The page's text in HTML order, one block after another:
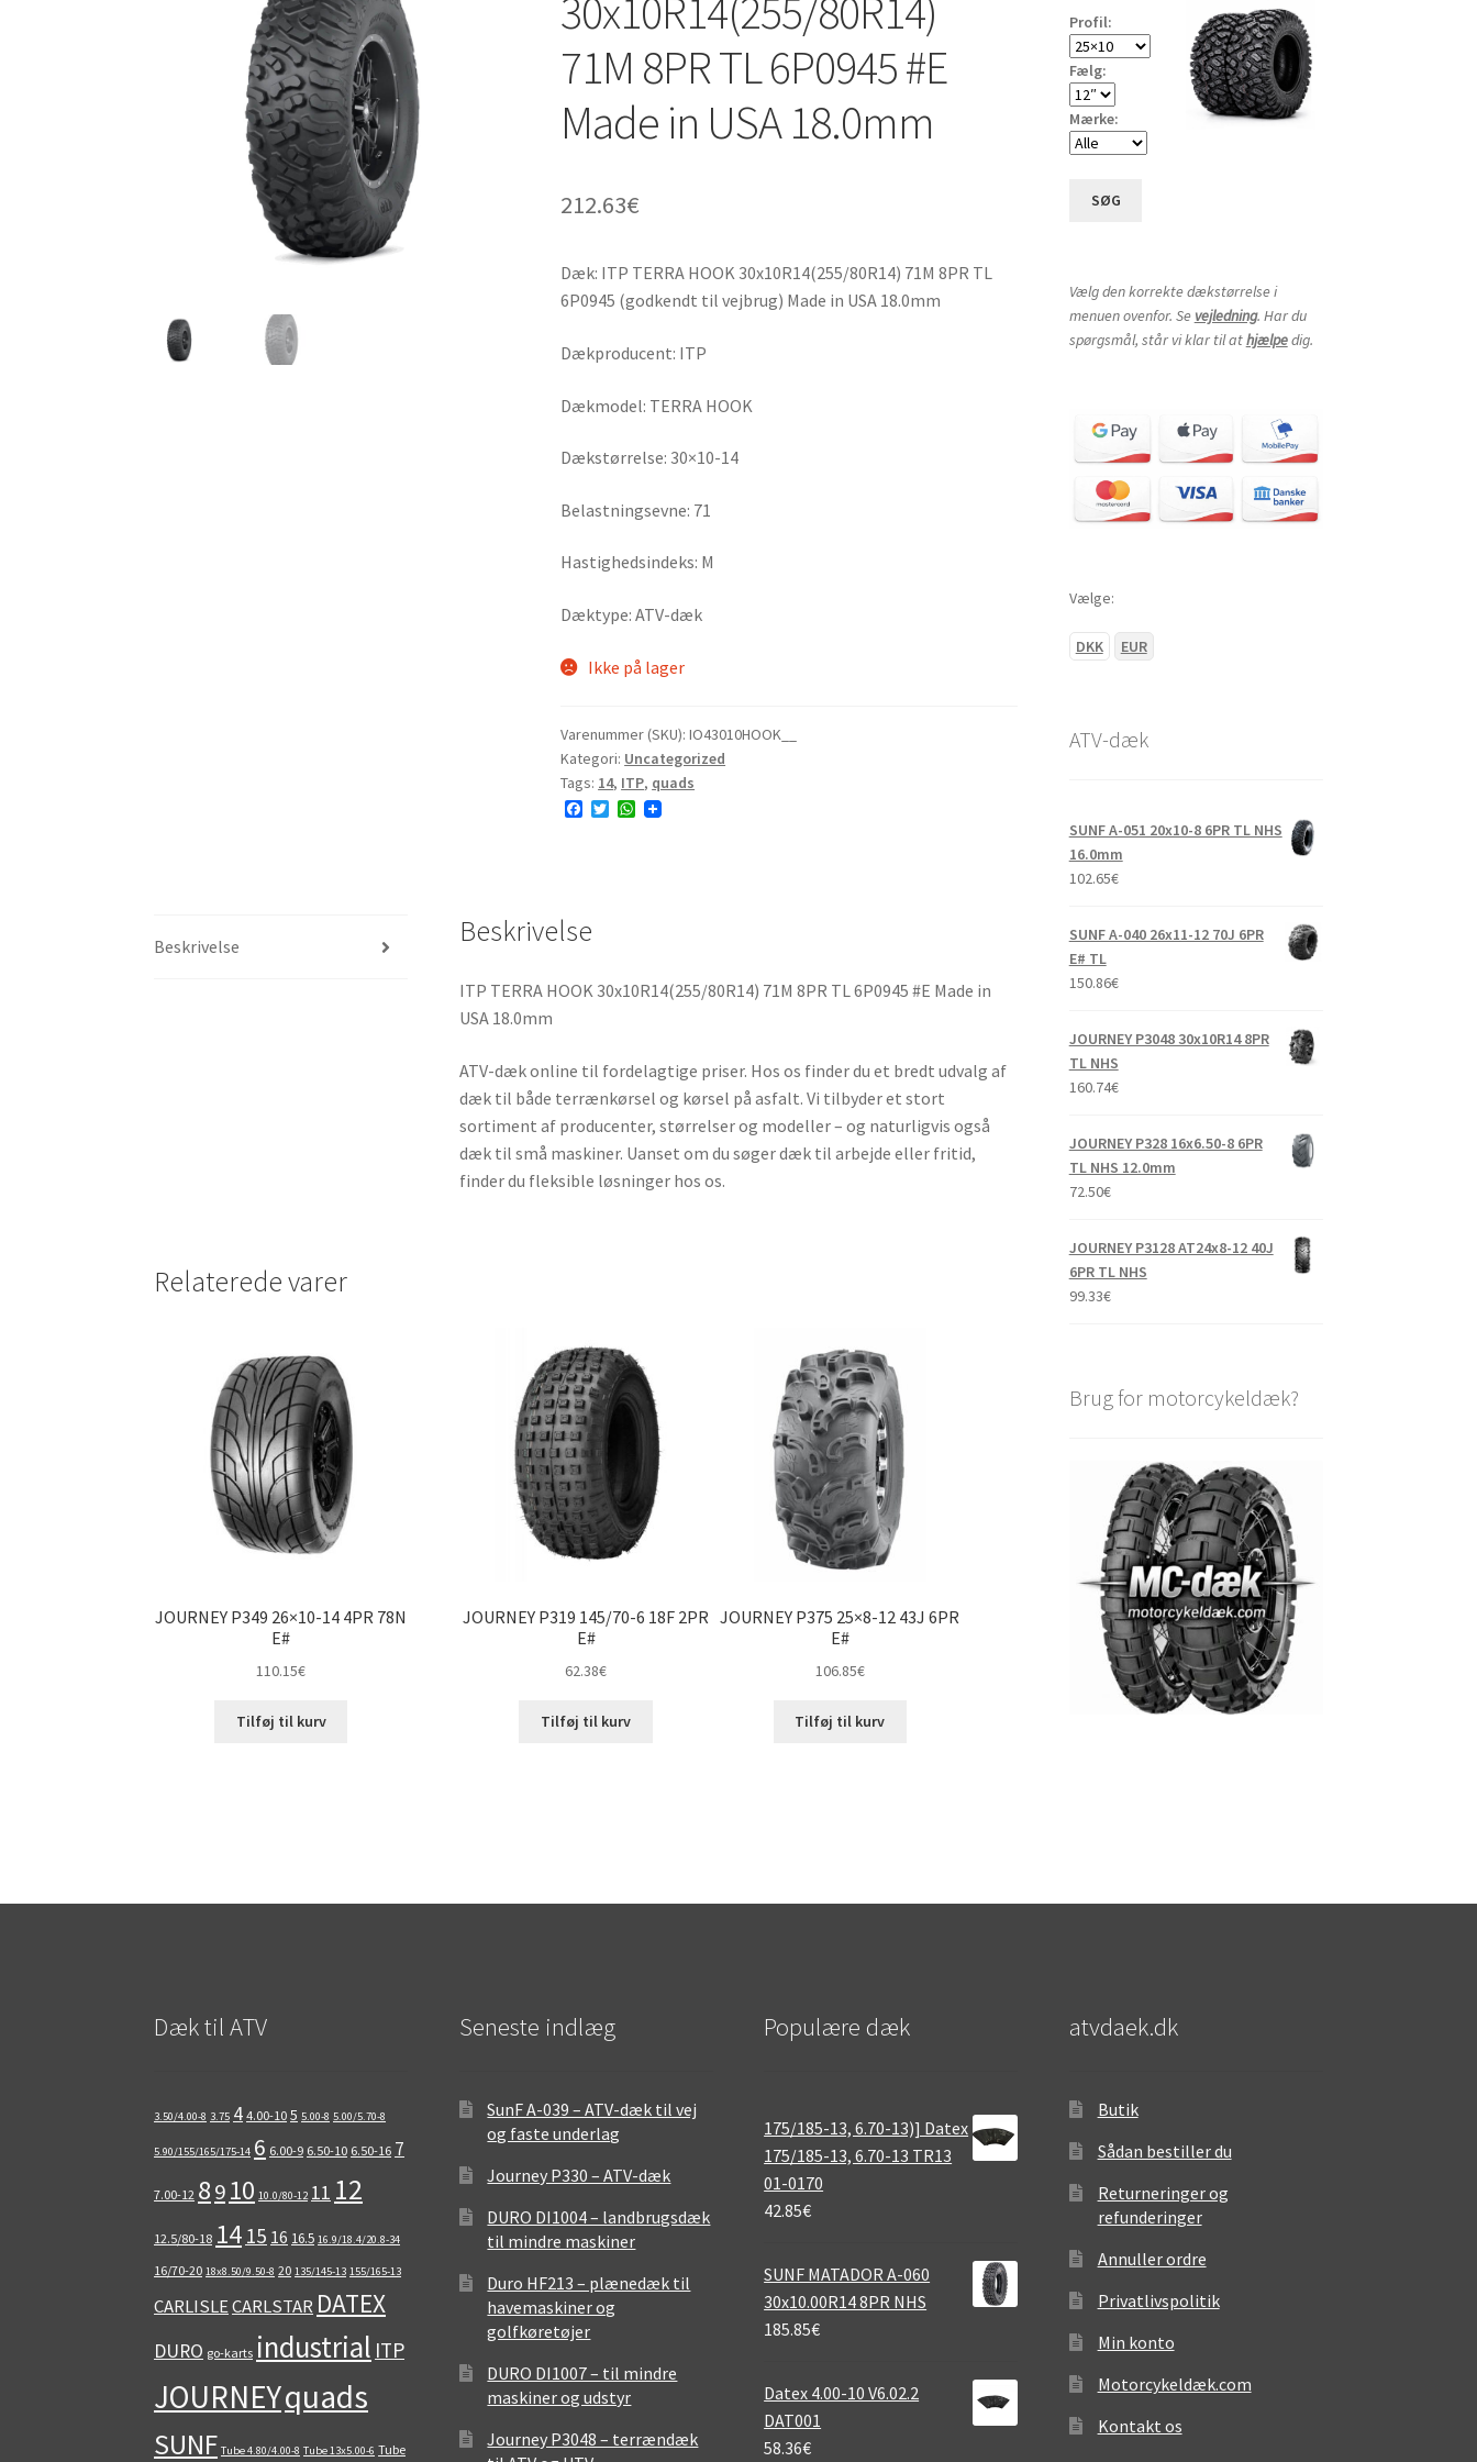
30x10R14(255/80R14)
71M 8PR TL 6P0945 #E
Made in USA 18.0mm
212.63€
Dæk: ITP TERRA HOOK 30x10R14(255/80R14) 71M 8PR TL
6P0945 (godkendt til vejbrug) Made in USA 18.0mm
Dækproducent: ITP
Dækmodel: TERRA HOOK
Dækstørrelse: 30×10-14
Belastningsevne: 71
Hastighedsindeks: M
Dæktype: ATV-dæk
Ikke på lager
Varenummer (SKU):IO43010HOOK__
Kategori: Uncategorized
Tags: 14, ITP, quads
F
k
T
W
Beskrivelse Beskrivelse
ITP TERRA HOOK 30x10R14(255/80R14) 71M 8PR TL 6P0945 #E Made in
USA 18.0mm
ATV-dæk online til fordelagtige priser. Hos os finder du et bredt udvalg af
dæk til både terrænkørsel og kørsel på asfalt. Vi tilbyder et stort
sortiment af producenter, størrelser og modeller – og naturligvis også
dæk til små maskiner. Uanset om du søger dæk til arbejde eller fritid,
finder du fleksible løsninger hos os.
Relaterede varer
JOURNEY P349 26×10-14 4PR 78N
E#
110.15€
Tilføj til kurv
JOURNEY P319 145/70-6 18F 2PR
E#
62.38€
Tilføj til kurv
JOURNEY P375 25×8-12 43J 6PR
E#
106.85€
Tilføj til kurv
Profil:
Fælg:
Mærke:
SØG
Vælg den korrekte dækstørrelse i
menuen ovenfor. Se vejledning. Har du
spørgsmål, står vi klar til athjælpedig.
Vælge:
DKK EUR
ATV-dæk
SUNF A-051 20x10-8 6PR TL NHS
16.0mm
102.65€
SUNF A-040 26x11-12 70J 6PR
E# TL
150.86€
JOURNEY P3048 30x10R14 8PR
TL NHS
160.74€
JOURNEY P328 16x6.50-8 6PR
TL NHS 12.0mm
72.50€
JOURNEY P3128 AT24x8-12 40J
6PR TL NHS
99.33€
Brug for motorcykeldæk?
Dæk til ATV
3.50/4.00-8 3.75 4 4.00-10 5 5.00-8 5.00/5.70-8
5.90/155/165/175-14 6 6.00-9 6.50-10 6.50-16 7
7.00-12 8910 10.0/80-12 11 12
12.5/80-18 14 15 16 16.5 16.9/18.4/20.8-34
16/70-20 18x8.50/9.50-8 20 135/145-13 155/165-13
CARLISLECARLSTAR DATEX
DURO go-karts industrial ITP
JOURNEYquads
SUNF Tube 4.80/4.00-8 Tube 13x5.00-6 Tube
Seneste indlæg
SunF A-039 – ATV-dæk til vej
og faste underlag
Journey P330 – ATV-dæk
DURO DI1004 – landbrugsdæk
til mindre maskiner
Duro HF213 – plænedæk til
havemaskiner og
golfkøretøjer
DURO DI1007 – til mindre
maskiner og udstyr
Journey P3048 – terrændæk
Populære dæk
175/185-13, 6.70-13)] Datex
175/185-13, 6.70-13 TR13
01-0170
42.85€
SUNF MATADOR A-060
30x10.00R14 8PR NHS
185.85€
Datex 4.00-10 V6.02.2
DAT001
58.36€
atvdaek.dk
Butik
Sådan bestiller du
Returneringer og
refunderinger
Annuller ordre
Privatlivspolitik
Min konto
Motorcykeldæk.com
Kontakt os